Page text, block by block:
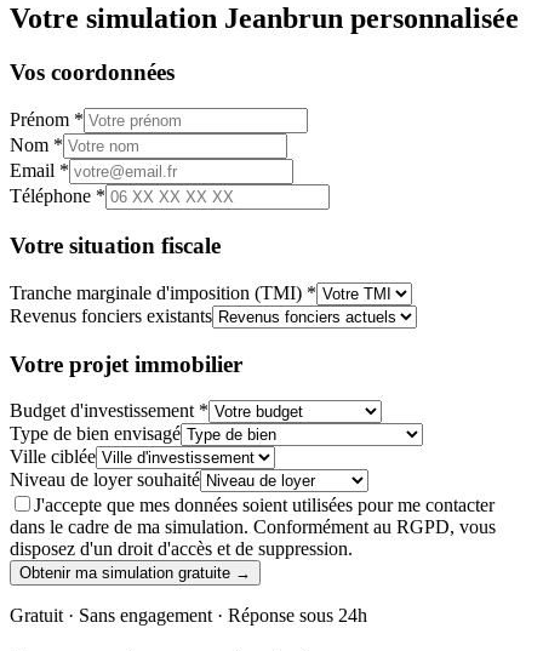
Votre simulation Jeanbrun personnalisée
Vos coordonnées
Prénom *
Nom *
Email *
Téléphone *
Votre situation fiscale
Tranche marginale d'imposition (TMI) *
Revenus fonciers existants
Votre projet immobilier
Budget d'investissement *
Type de bien envisagé
Ville ciblée
Niveau de loyer souhaité
J'accepte que mes données soient utilisées pour me contacter
dans le cadre de ma simulation. Conformément au RGPD, vous
disposez d'un droit d'accès et de suppression.
Obtenir ma simulation gratuite →
Gratuit · Sans engagement · Réponse sous 24h